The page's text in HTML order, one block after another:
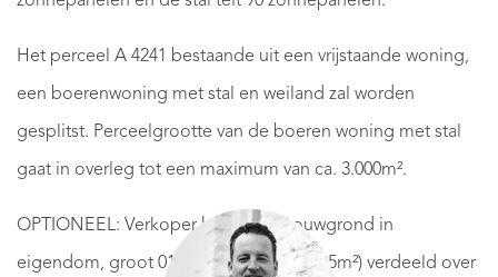
Het perceel A 4241 bestaande uit een vrijstaande woning,
een boerenwoning met stal en weiland zal worden
gesplitst. Perceelgrootte van de boeren woning met stal
gaat in overleg tot een maximum van ca. 3.000m².
OPTIONEEL: Verkoper heeft landbouwgrond in
eigendom, groot 01 ha 65 a 05 ca (16.505m²) verdeeld over